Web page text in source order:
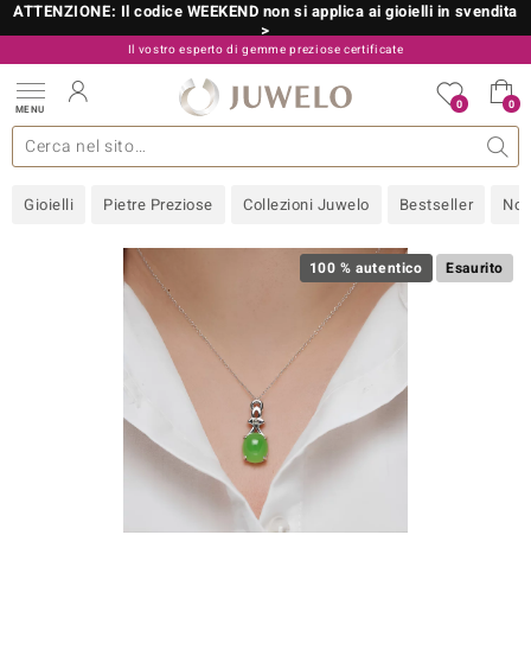
ATTENZIONE: Il codice WEEKEND non si applica ai gioielli in svendita
>
Il vostro esperto di gemme preziose certificate
800 986 787
MENU 0 0
Gioielli Pietre Preziose Collezioni Juwelo Bestseller
gioielli Design Metallo prezioso Misure anelli
più importanti Pietre preziose per colore Pietre preziose
Informazioni generali Approfondimenti Consigli
Acquistare in diretta Juwelo
100 % autentico Esaurito